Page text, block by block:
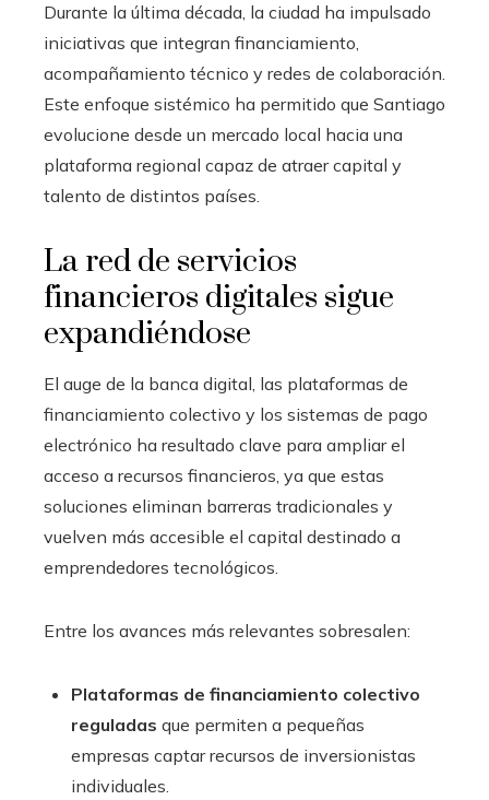
Durante la última década, la ciudad ha impulsado
iniciativas que integran financiamiento,
acompañamiento técnico y redes de colaboración.
Este enfoque sistémico ha permitido que Santiago
evolucione desde un mercado local hacia una
plataforma regional capaz de atraer capital y
talento de distintos países.
La red de servicios
financieros digitales sigue
expandiéndose
El auge de la banca digital, las plataformas de
financiamiento colectivo y los sistemas de pago
electrónico ha resultado clave para ampliar el
acceso a recursos financieros, ya que estas
soluciones eliminan barreras tradicionales y
vuelven más accesible el capital destinado a
emprendedores tecnológicos.
Entre los avances más relevantes sobresalen:
Plataformas de financiamiento colectivo
reguladas que permiten a pequeñas
empresas captar recursos de inversionistas
individuales.